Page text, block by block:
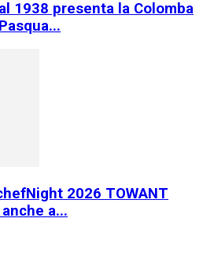
1938 presenta la Colomba
2026 TOWANT
a...